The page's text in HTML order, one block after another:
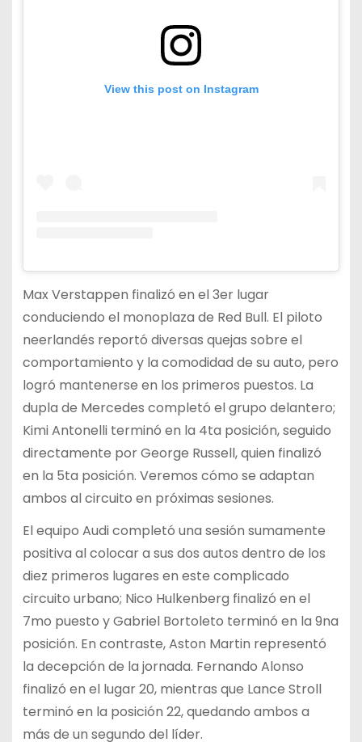
View this post on Instagram
Max Verstappen finalizó en el 3er lugar
conduciendo el monoplaza de Red Bull. El piloto
neerlandés reportó diversas quejas sobre el
comportamiento y la comodidad de su auto, pero
logró mantenerse en los primeros puestos. La
dupla de Mercedes completó el grupo delantero;
Kimi Antonelli terminó en la 4ta posición, seguido
directamente por George Russell, quien finalizó
en la 5ta posición. Veremos cómo se adaptan
ambos al circuito en próximas sesiones.
El equipo Audi completó una sesión sumamente
positiva al colocar a sus dos autos dentro de los
diez primeros lugares en este complicado
circuito urbano; Nico Hulkenberg finalizó en el
7mo puesto y Gabriel Bortoleto terminó en la 9na
posición. En contraste, Aston Martin representó
la decepción de la jornada. Fernando Alonso
finalizó en el lugar 20, mientras que Lance Stroll
terminó en la posición 22, quedando ambos a
más de un segundo del líder.